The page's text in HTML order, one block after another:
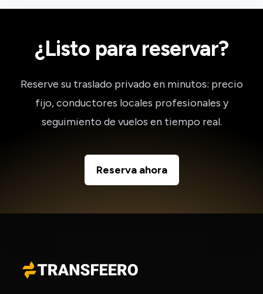
¿Listo para reservar?
Reserve su traslado privado en minutos: precio
fijo, conductores locales profesionales y
seguimiento de vuelos en tiempo real.
Reserva ahora